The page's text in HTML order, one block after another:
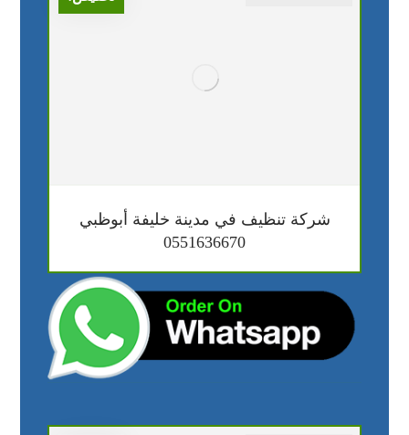
شركة تنظيف في مدينة خليفة أبوظبي
0551636670